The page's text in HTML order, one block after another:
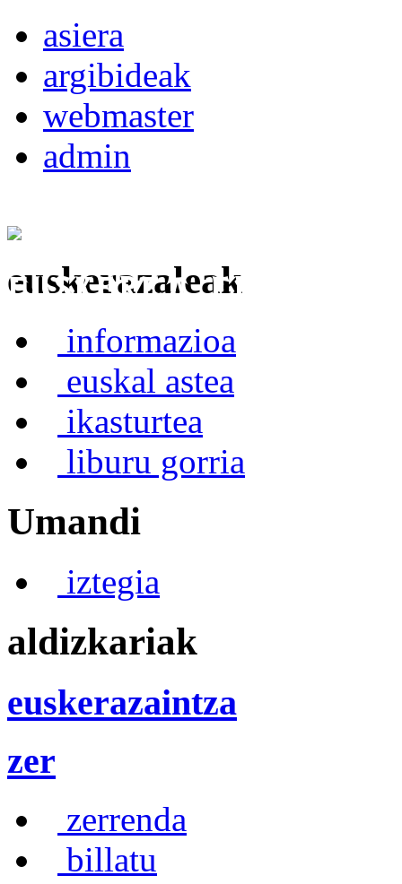
asiera
argibideak
webmaster
admin
Euskerea Erabilte
euskerazaleak
informazioa
euskal astea
ikasturtea
liburu gorria
Umandi
iztegia
aldizkariak
euskerazaintza
zer
zerrenda
billatu